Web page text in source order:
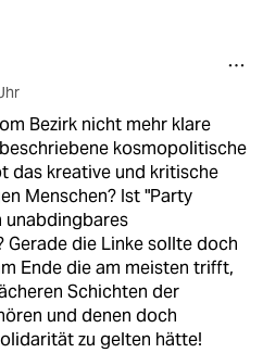
Bezirk nicht mehr klare
kosmopolitische
das kreative und kritische
Menschen? Ist "Party
unabdingbares
Gerade die Linke sollte doch
Ende die am meisten trifft,
Schichten der
und denen doch
zu gelten hätte!